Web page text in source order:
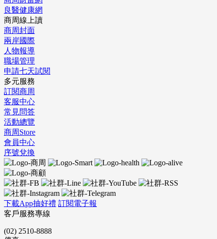
良醫健康網
商周線上讀
商周封面
兩岸國際
人物報導
職場管理
申請七天試閱
多元服務
訂閱商周
客服中心
常見問答
活動總覽
商周Store
會員中心
序號兌換
下載App抽好禮 訂閱電子報
客戶服務專線
(02) 2510-8888